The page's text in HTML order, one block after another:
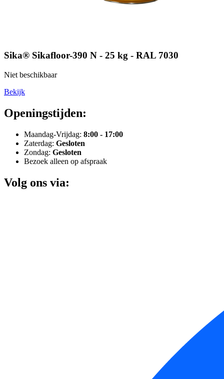
Sika® Sikafloor-390 N - 25 kg - RAL 7030
Niet beschikbaar
Bekijk
Openingstijden:
Maandag-Vrijdag: 8:00 - 17:00
Zaterdag: Gesloten
Zondag: Gesloten
Bezoek alleen op afspraak
Volg ons via: